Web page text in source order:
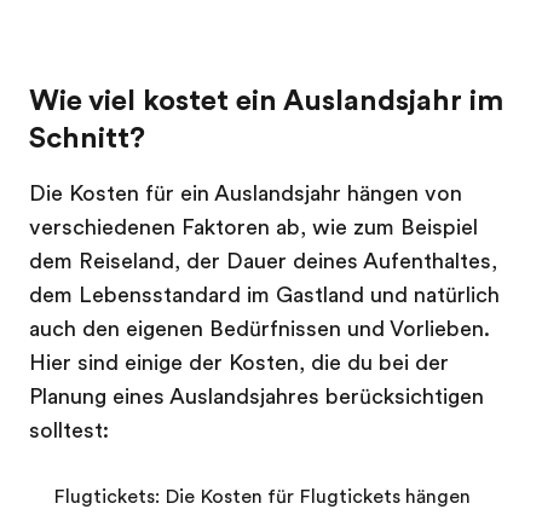
Wie viel kostet ein Auslandsjahr im
Schnitt?
Die Kosten für ein Auslandsjahr hängen von
verschiedenen Faktoren ab, wie zum Beispiel
dem Reiseland, der Dauer deines Aufenthaltes,
dem Lebensstandard im Gastland und natürlich
auch den eigenen Bedürfnissen und Vorlieben.
Hier sind einige der Kosten, die du bei der
Planung eines Auslandsjahres berücksichtigen
solltest:
Flugtickets: Die Kosten für Flugtickets hängen